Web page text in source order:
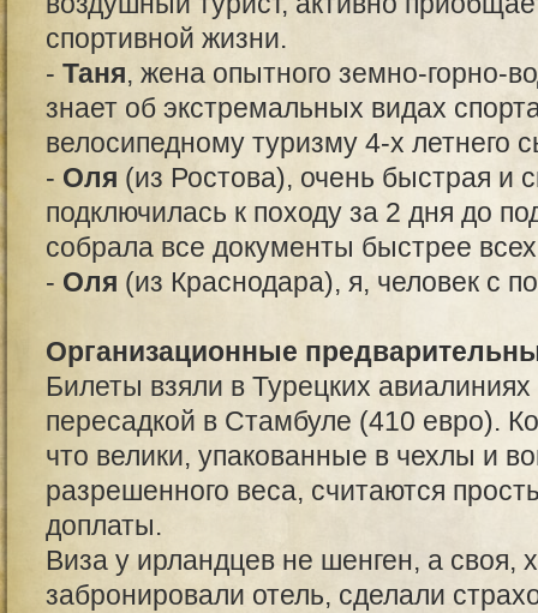
спортивной жизни.
- Таня, жена опытного земно-горно-
знает об экстремальных видах
велосипедному туризму 4-х летнего
- Оля (из Ростова), очень быстрая и
подключилась к походу за 2 дня до
собрала все документы быстрее
- Оля (из Краснодара), я, человек с
Организационные
Билеты взяли в Турецких
пересадкой в Стамбуле (410 евро).
что велики, упакованные в чехлы и
разрешенного веса, считаются
доплаты.
Виза у ирландцев не шенген, а своя,
забронировали отель, сделали